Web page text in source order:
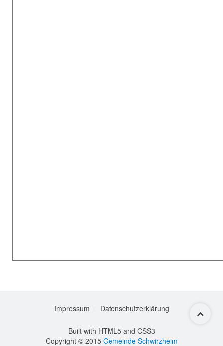
Impressum Datenschutzerklärung
Built with HTML5 and CSS3
Copyright © 2015 Gemeinde Schwirzheim